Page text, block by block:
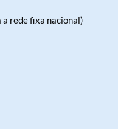
rede fixa nacional)